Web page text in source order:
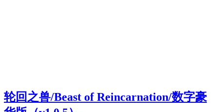
轮回之兽/Beast of Reincarnation/数字豪